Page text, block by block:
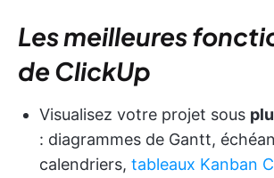
Les meilleures
de ClickUp
Visualisez votre projet sous
: diagrammes de Gantt,
calendriers, tableaux Kanban